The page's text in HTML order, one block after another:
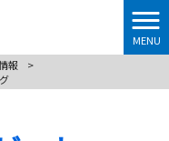
MENU
報
>